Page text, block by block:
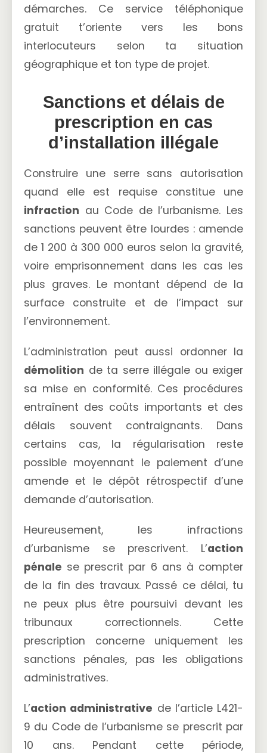
démarches. Ce service téléphonique
gratuit t’oriente vers les bons
interlocuteurs selon ta situation
géographique et ton type de projet.
Sanctions et délais de
prescription en cas
d’installation illégale
Construire une serre sans autorisation
quand elle est requise constitue une
infraction au Code de l’urbanisme. Les
sanctions peuvent être lourdes : amende
de 1 200 à 300 000 euros selon la gravité,
voire emprisonnement dans les cas les
plus graves. Le montant dépend de la
surface construite et de l’impact sur
l’environnement.
L’administration peut aussi ordonner la
démolition de ta serre illégale ou exiger
sa mise en conformité. Ces procédures
entraînent des coûts importants et des
délais souvent contraignants. Dans
certains cas, la régularisation reste
possible moyennant le paiement d’une
amende et le dépôt rétrospectif d’une
demande d’autorisation.
Heureusement, les infractions
d’urbanisme se prescrivent. L’action
pénale se prescrit par 6 ans à compter
de la fin des travaux. Passé ce délai, tu
ne peux plus être poursuivi devant les
tribunaux correctionnels. Cette
prescription concerne uniquement les
sanctions pénales, pas les obligations
administratives.
L’action administrative de l’article L421-
9 du Code de l’urbanisme se prescrit par
10 ans. Pendant cette période,